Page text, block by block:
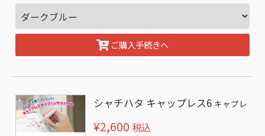
ご購入手続きへ
シャチハタ キャップレス6 キャプレ
¥2,600 税込